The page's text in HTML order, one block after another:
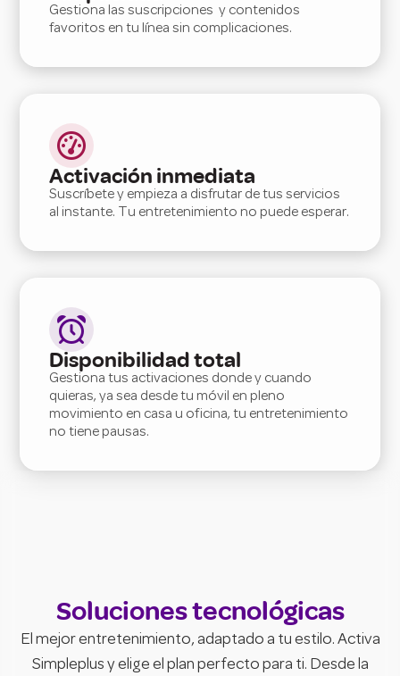
Gestiona las suscripciones y contenidos
favoritos en tu línea sin complicaciones.

Activación inmediata
Suscríbete y empieza a disfrutar de tus servicios
al instante. Tu entretenimiento no puede esperar.

Disponibilidad total
Gestiona tus activaciones donde y cuando
quieras, ya sea desde tu móvil en pleno
movimiento en casa u oficina, tu entretenimiento
no tiene pausas.
Soluciones tecnológicas
El mejor entretenimiento, adaptado a tu estilo. Activa
Simpleplus y elige el plan perfecto para ti. Desde la